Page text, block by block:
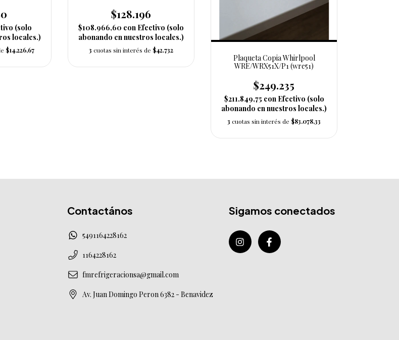
(solo
locales.)
$14.226,67
$128.196
$108.966,60 con Efectivo (solo
abonando en nuestros locales.)
3 cuotas sin interés de $42.732
Plaqueta Copia Whirlpool
WRE/WRX51X/P1 (wre51)
$249.235
$211.849,75 con Efectivo (solo
abonando en nuestros locales.)
3 cuotas sin interés de $83.078,33
Contactános
5491164228162
1164228162
fmrefrigeracionsa@gmail.com
Av. Juan Domingo Peron 6382 - Benavidez
Sigamos conectados